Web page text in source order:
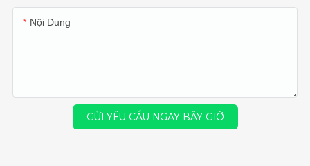
Nội Dung
GỬI YÊU CẦU NGAY BÂY GIỜ